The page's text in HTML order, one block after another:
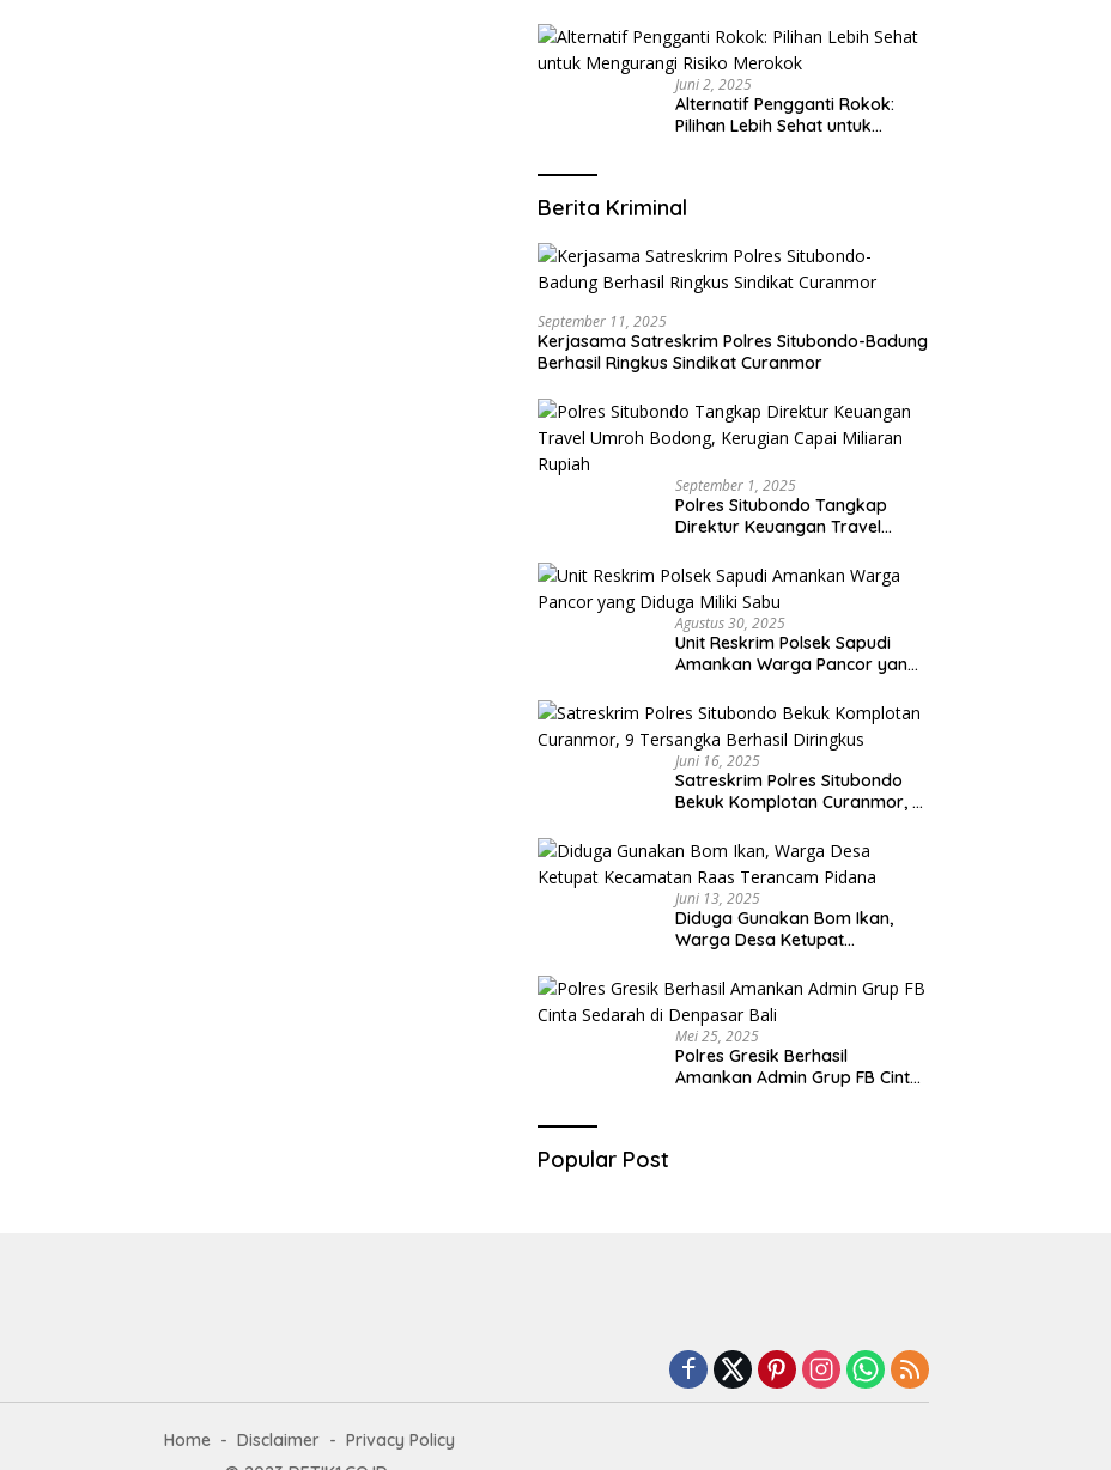
yang Mengerti Kebutuhanmu
Juni 2, 2025
Alternatif Pengganti Rokok:
Pilihan Lebih Sehat untuk
Berita Kriminal
September 11, 2025
Kerjasama Satreskrim Polres Situbondo-Badung
Berhasil Ringkus Sindikat Curanmor
September 1, 2025
Polres Situbondo Tangkap
Direktur Keuangan Travel
Capai Miliaran Rupiah
Agustus 30, 2025
Unit Reskrim Polsek Sapudi
Amankan Warga Pancor yang
Juni 16, 2025
Satreskrim Polres Situbondo
Bekuk Komplotan Curanmor, 9
Juni 13, 2025
Diduga Gunakan Bom Ikan,
Warga Desa Ketupat
Pidana
Mei 25, 2025
Polres Gresik Berhasil
Amankan Admin Grup FB Cinta
Popular Post
Home Disclaimer
Privacy Policy